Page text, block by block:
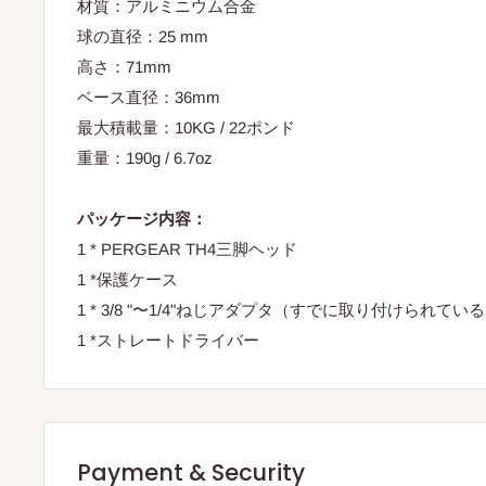
材質：アルミニウム合金
球の直径：25 mm
高さ：71mm
ベース直径：36mm
最大積載量：10KG / 22ポンド
重量：190g / 6.7oz
パッケージ内容：
1 * PERGEAR TH4三脚ヘッド
1 *保護ケース
1 * 3/8 "〜1/4"ねじアダプタ（すでに取り付けられてい
1 *ストレートドライバー
Payment & Security